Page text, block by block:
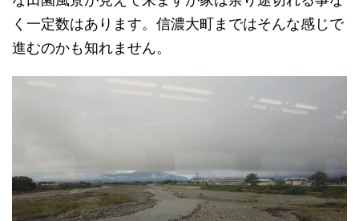
く一定数はあります。信濃大町まではそんな感じで
進むのかも知れません。